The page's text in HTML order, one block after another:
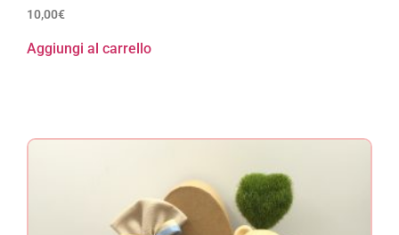
10,00€
Aggiungi al carrello